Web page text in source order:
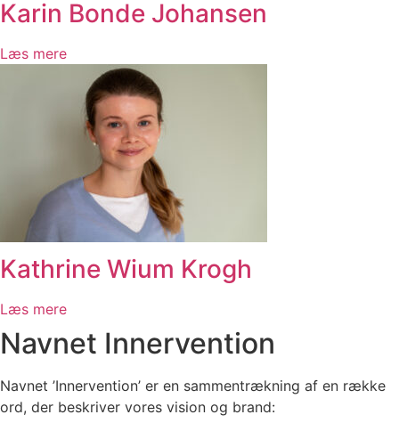
Karin Bonde Johansen
Læs mere
Kathrine Wium Krogh
Læs mere
Navnet Innervention
Navnet ’Innervention’ er en sammentrækning af en række
ord, der beskriver vores vision og brand: